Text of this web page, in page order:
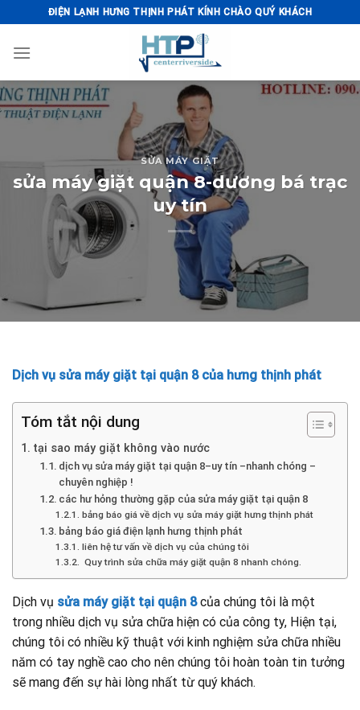
to
content
ĐIỆN LẠNH HƯNG THỊNH PHÁT KÍNH CHÀO QUÝ KHÁCH
SỬA MÁY GIẶT
sửa máy giặt quận 8-dương bá trạc
uy tín
Dịch vụ sửa máy giặt tại quận 8 của hưng thịnh phát
Tóm tắt nội dung
tại sao máy giặt không vào nước
dịch vụ sửa máy giặt tại quận 8–uy tín –nhanh chóng –
chuyên nghiệp !
các hư hỏng thường gặp của sửa máy giặt tại quận 8
bảng báo giá về dịch vụ sửa máy giặt hưng thịnh phát
bảng báo giá điện lạnh hưng thịnh phát
liên hệ tư vấn về dịch vụ của chúng tôi
Quy trình sửa chữa máy giặt quận 8 nhanh chóng.
Dịch vụ sửa máy giặt tại quận 8của chúng tôi là một
trong nhiều dịch vụ sửa chữa hiện có của công ty, Hiện tại,
chúng tôi có nhiều kỹ thuật với kinh nghiệm sửa chữa nhiều
năm có tay nghề cao cho nên chúng tôi hoàn toàn tin tưởng
sẽ mang đến sự hài lòng nhất từ quý khách.